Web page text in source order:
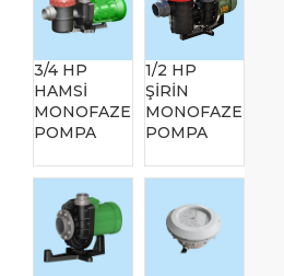
3/4 HP
HAMSİ
MONOFAZE
POMPA
1/2 HP
ŞİRİN
MONOFAZE
POMPA